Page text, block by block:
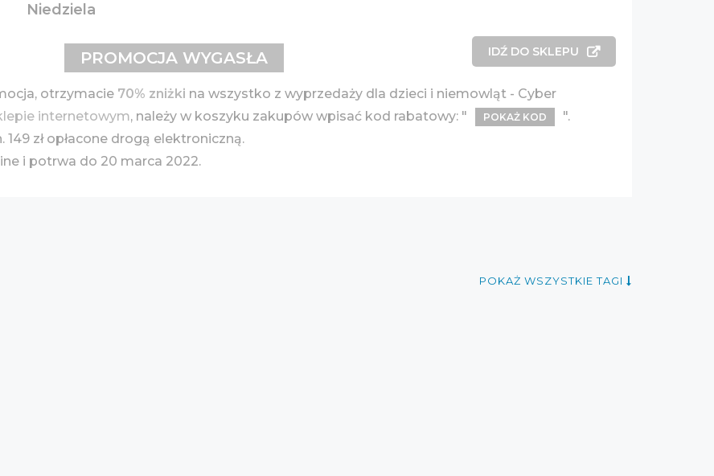
Niedziela
IDŹ DO SKLEPU
otrzymacie 70% zniżki na wszystko z wyprzedaży dla dzieci i niemowląt - Cyber
internetowym, należy w koszyku zakupów wpisać kod rabatowy: " POKAŻ KOD
".
zł opłacone drogą elektroniczną.
i potrwa do 20 marca 2022.
PROMOCJA WYGASŁA
POKAŻ WSZYSTKIE TAGI